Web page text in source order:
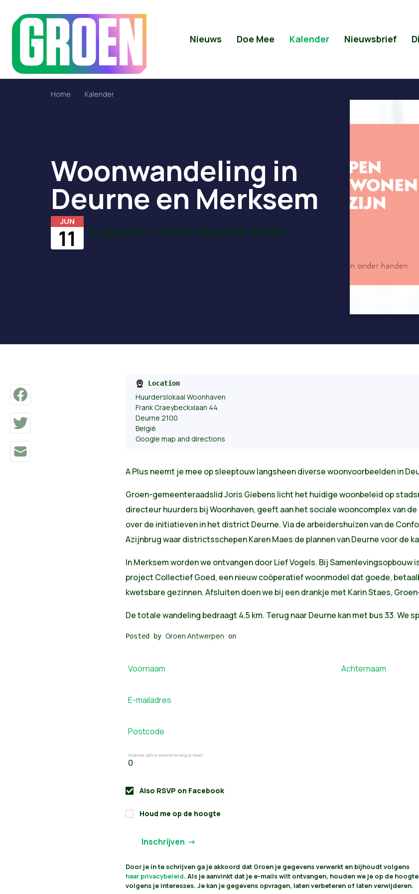
Nieuws Doe Mee Kalender Nieuwsbrief
Home Kalender
Woonwandeling in
Deurne en Merksem
JUN
11 11 Juni 2017 / 10:00 AM tot 12:30 PM
Location
Huurderslokaal Woonhaven
Frank Craeybeckxlaan 44
Deurne 2100
België
Google map and directions
A Plus neemt je mee op sleeptouw langsheen diverse woonvoorbeelden in
Groen-gemeenteraadslid Joris Giebens licht het huidige woonbeleid op
directeur huurders bij Woonhaven, geeft aan het sociale wooncomplex van
over de initiatieven in het district Deurne. Via de arbeidershuizen van de
Azijnbrug waar districtsschepen Karen Maes de plannen van Deurne voor de
In Merksem worden we ontvangen door Lief Vogels. Bij Samenlevingsopbouw
project Collectief Goed, een nieuw coöperatief woonmodel dat goede,
kwetsbare gezinnen. Afsluiten doen we bij een drankje met Karin Staes,
De totale wandeling bedraagt 4,5 km. Terug naar Deurne kan met bus 33. We
Posted by Groen Antwerpen on
Voornaam Achternaam
E-mailadres
Postcode
Hoeveel extra mensen breng je mee?
Also RSVP on Facebook
Houd me op de hoogte
Door je in te schrijven ga je akkoord dat Groen je gegevens verwerkt en bijhoudt volgens
haar privacybeleid. Als je aanvinkt dat je e-mails wilt ontvangen, houden we je op de hoogte
volgens je interesses. Je kan je gegevens opvragen, laten verbeteren of laten verwijderen.